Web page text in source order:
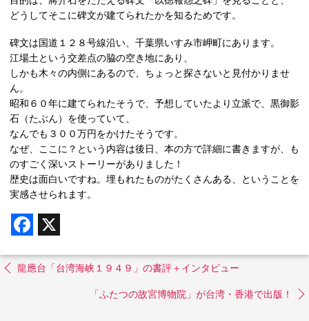
どうしてそこに碑文が建てられたかを知るためです。
碑文は国道１２８号線沿い、千葉県いすみ市岬町にあります。
江場土という交差点の脇の空き地にあり、
しかも木々の内側にあるので、ちょっと探さないと見付かりませ
ん。
昭和６０年に建てられたそうで、予想していたより立派で、黒御影
石（たぶん）を使っていて、
なんでも３００万円をかけたそうです。
なぜ、ここに？という内容は後日、本の方で詳細に書きますが、も
のすごく深いストーリーがありました！
歴史は面白いですね。埋もれたものがたくさんある、ということを
実感させられます。
e
b
o
龍應台「台湾海峡１９４９」の書評＋インタビュー
「ふたつの故宮博物院」が台湾・香港で出版！